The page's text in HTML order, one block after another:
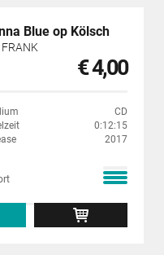
Blue op Kölsch
FRANK
€ 4,00
CD
0:12:15
2017